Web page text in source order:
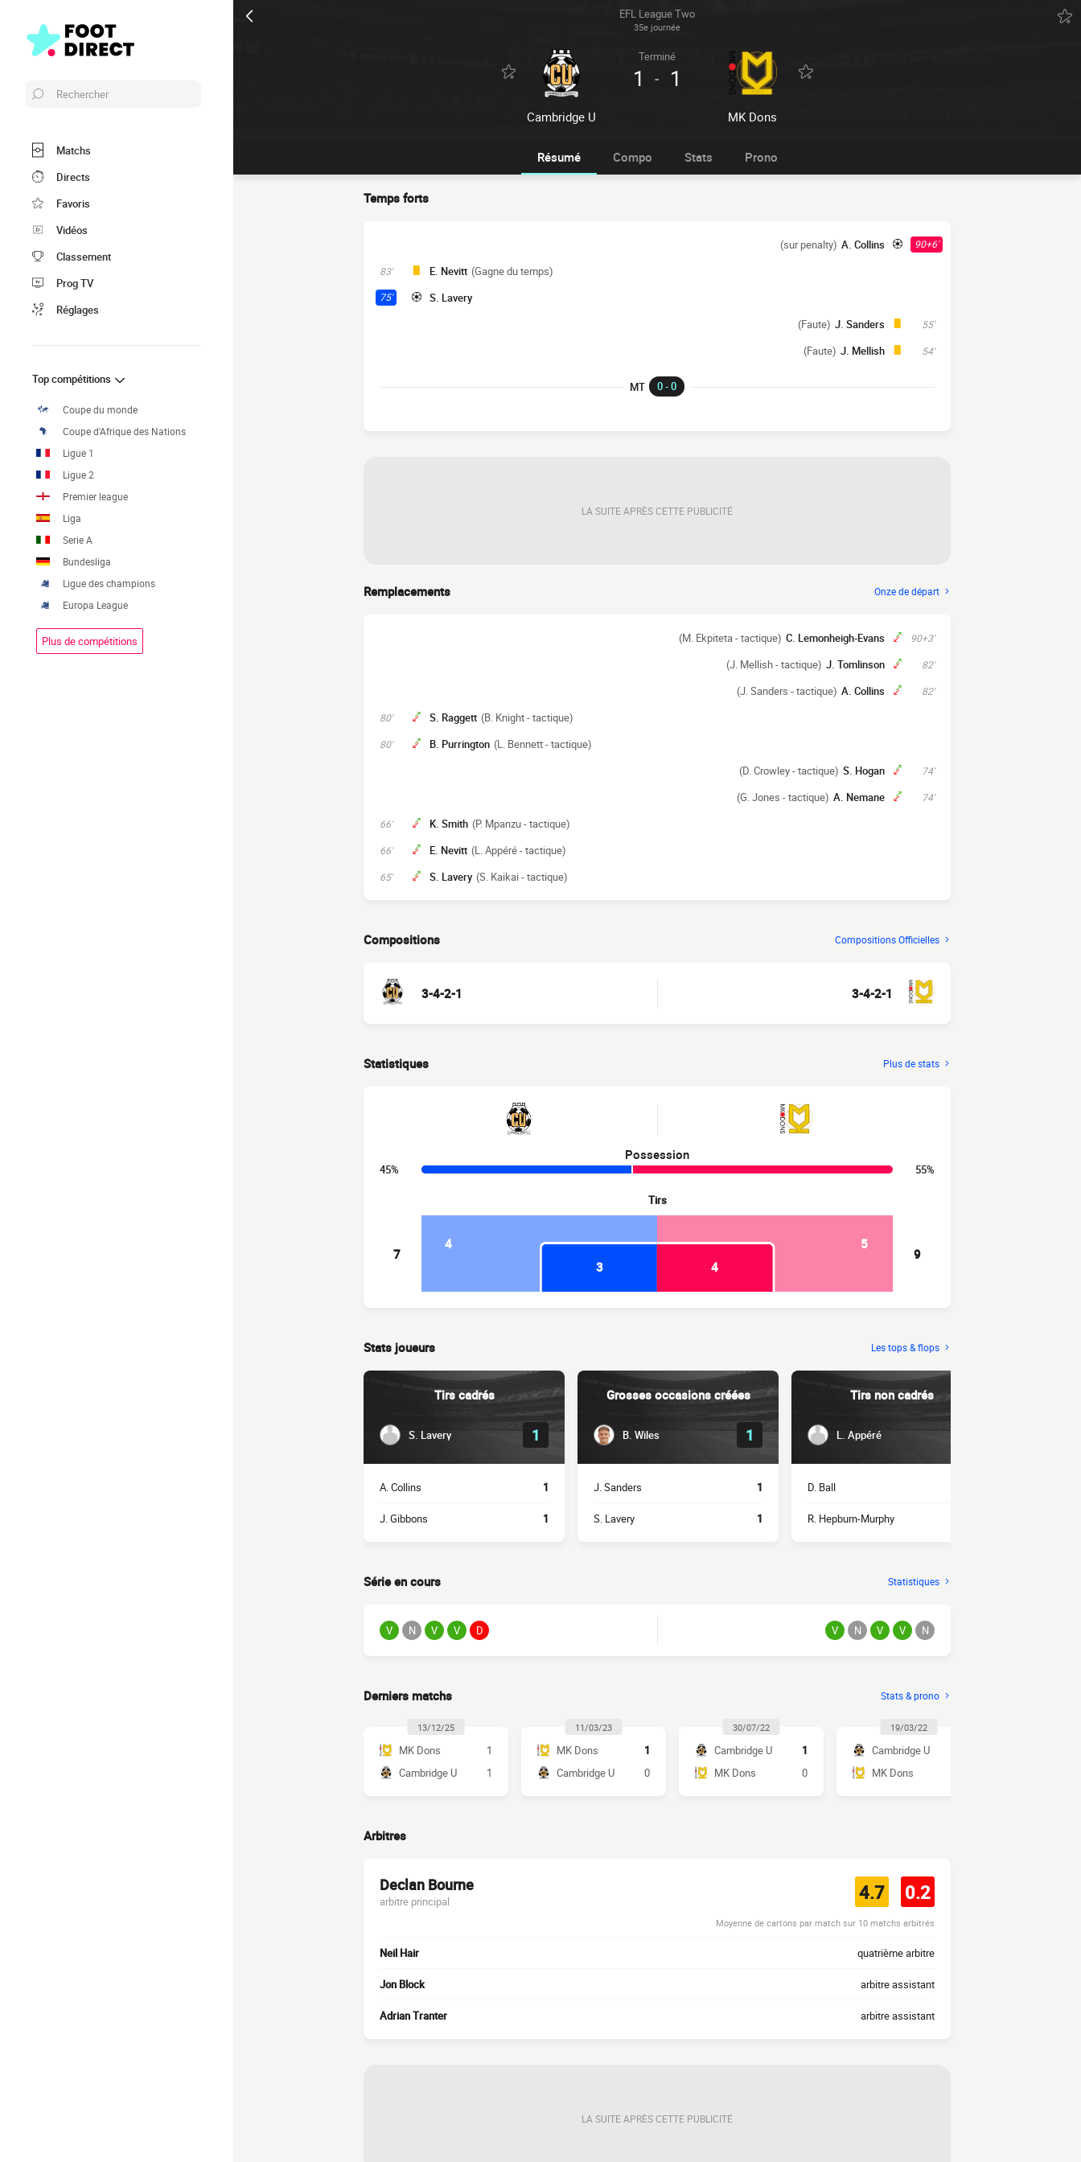
EFL League Two
35e journée
Cambridge U
Terminé
1 - 1
MK Dons
Rechercher
Matchs
Directs
Favoris
Vidéos
Classement
Prog TV
Réglages
Top compétitions
Coupe du monde
Coupe d'Afrique des Nations
Ligue 1
Ligue 2
Premier league
Liga
Serie A
Bundesliga
Ligue des champions
Europa League
Plus de compétitions
Résumé Compo Stats Prono
Temps forts
90+6'
A. Collins
(sur penalty)
83' E. Nevitt (Gagne du temps)
75' S. Lavery
55'
J. Sanders
(Faute)
54'
J. Mellish
(Faute)
MT 0 - 0
LA SUITE APRÈS CETTE PUBLICITÉ
Remplacements Onze de départ
90+3'
C. Lemonheigh-Evans
(M. Ekpiteta - tactique)
82'
J. Tomlinson
(J. Mellish - tactique)
82'
A. Collins
(J. Sanders - tactique)
80' S. Raggett (B. Knight - tactique)
80' B. Purrington (L. Bennett - tactique)
74'
S. Hogan
(D. Crowley - tactique)
74'
A. Nemane
(G. Jones - tactique)
66' K. Smith (P. Mpanzu - tactique)
66' E. Nevitt (L. Appéré - tactique)
65' S. Lavery (S. Kaikai - tactique)
Compositions Compositions Officielles
3-4-2-1 3-4-2-1
Statistiques Plus de stats
Possession
45% 55%
Tirs
7
4
5
3
4
9
Stats joueurs Les tops & flops
Tirs cadrés
S. Lavery 1
A. Collins 1
J. Gibbons 1
Grosses occasions créées
B. Wiles 1
J. Sanders 1
S. Lavery 1
Tirs non cadrés
L. Appéré
D. Ball
R. Hepburn-Murphy
Série en cours Statistiques
V N V V D V N V V N
Derniers matchs Stats & prono
13/12/25
MK Dons
1
Cambridge U
1
11/03/23
MK Dons
1
Cambridge U
0
30/07/22
Cambridge U
1
MK Dons
0
19/03/22
Cambridge U
MK Dons
Arbitres
Declan Bourne
arbitre principal 4.7 0.2
Moyenne de cartons par match sur 10 matchs arbitrés
Neil Hair quatrième arbitre
Jon Block arbitre assistant
Adrian Tranter arbitre assistant
LA SUITE APRÈS CETTE PUBLICITÉ